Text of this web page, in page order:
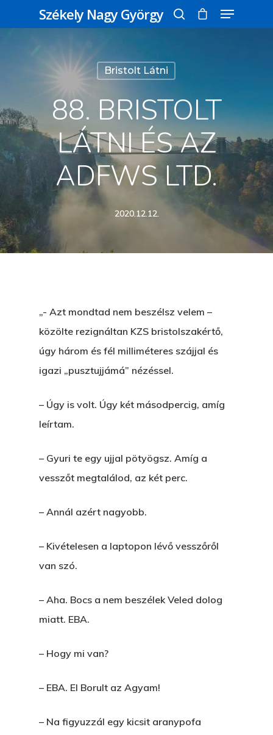
Üss egy entert a kereséshez, vagy nyomd
meg az ESC gombot a bezáráshoz
Székely Nagy György
Bristolt Látni
88. BRISTOLT
LÁTNI ÉS AZ
ADFWS LTD.
2020.12.12.
„- Azt mondtad nem beszélsz velem –
közölte rezignáltan KZS bristolszakértő,
úgy három és fél milliméteres szájjal és
igazi „pusztujjámá” nézéssel.
– Úgy is volt. Úgy két másodpercig, amíg
leírtam.
– Gyuri te egy ujjal pötyögsz. Amíg a
vesszőt megtalálod, az két perc.
– Annál azért nagyobb.
– Kivételesen a laptopon lévő vesszőről
van szó.
– Aha. Bocs a nem beszélek Veled dolog
miatt. EBA.
– Hogy mi van?
– EBA. El Borult az Agyam!
– Na figyuzzál egy kicsit aranypofa